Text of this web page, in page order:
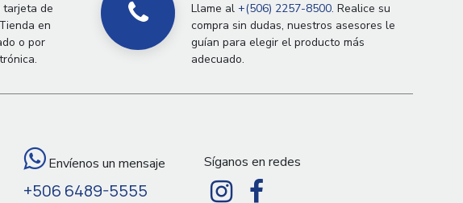
tarjeta de
en
o por
Llame al+(506) 2257-8500. Realice su
compra sin dudas, nuestros asesores le
guían para elegir el producto más
adecuado.
Envíenos un mensaje
+506 6489-5555
Síganos en redes